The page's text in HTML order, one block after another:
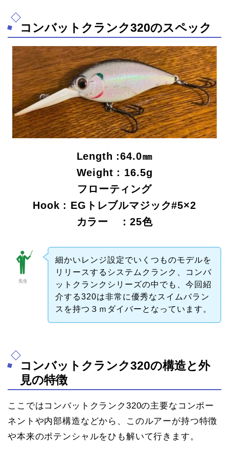
コンバットクランク320のスペック
Length :64.0㎜
Weight : 16.5g
フローティング
Hook : EGトレブルマジック#5×2
カラー ：25色
先生
細かいレンジ設定でいくつものモデルを
リリースするシステムクランク、コンバ
ットクランクシリーズの中でも、今回紹
介する320は非常に優秀なスイムバラン
スを持つ３ｍダイバーとなっています。
コンバットクランク320の構造と外
見の特徴
ここではコンバットクランク320の主要なコンポー
ネントや内部構造などから、このルアーが持つ特徴
や本来のポテンシャルをひも解いて行きます。